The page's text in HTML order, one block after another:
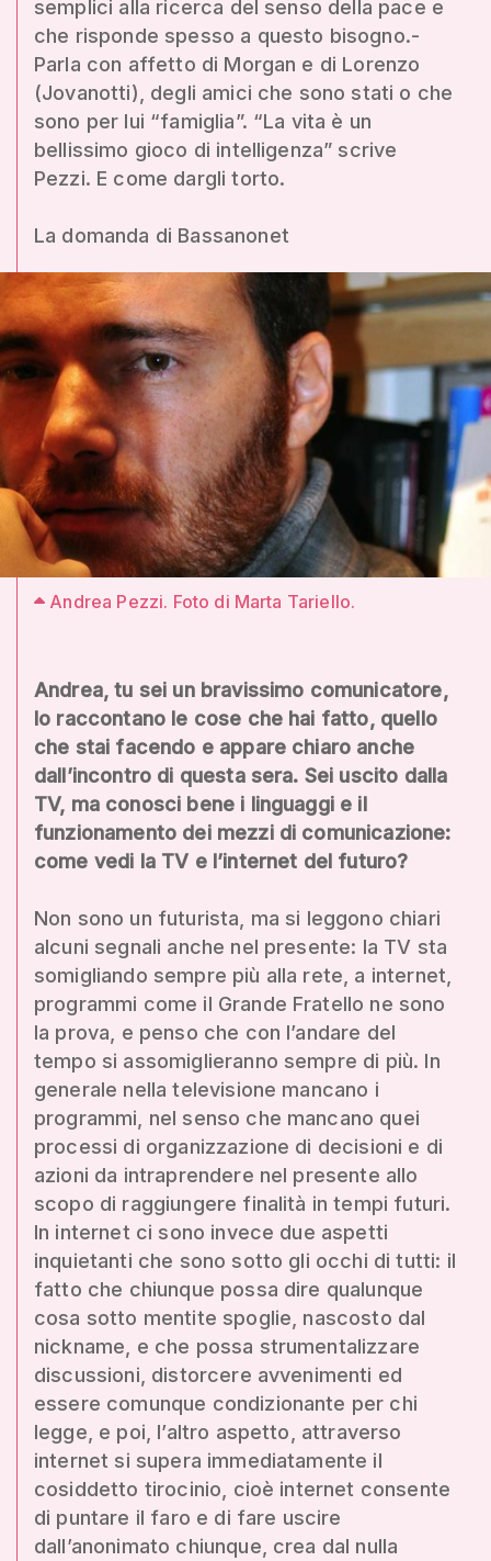
semplici alla ricerca del senso della pace e
che risponde spesso a questo bisogno.-
Parla con affetto di Morgan e di Lorenzo
(Jovanotti), degli amici che sono stati o che
sono per lui “famiglia”. “La vita è un
bellissimo gioco di intelligenza” scrive
Pezzi. E come dargli torto.
La domanda di Bassanonet
Andrea Pezzi. Foto di Marta Tariello.
Andrea, tu sei un bravissimo comunicatore,
lo raccontano le cose che hai fatto, quello
che stai facendo e appare chiaro anche
dall’incontro di questa sera. Sei uscito dalla
TV, ma conosci bene i linguaggi e il
funzionamento dei mezzi di comunicazione:
come vedi la TV e l’internet del futuro?
Non sono un futurista, ma si leggono chiari
alcuni segnali anche nel presente: la TV sta
somigliando sempre più alla rete, a internet,
programmi come il Grande Fratello ne sono
la prova, e penso che con l’andare del
tempo si assomiglieranno sempre di più. In
generale nella televisione mancano i
programmi, nel senso che mancano quei
processi di organizzazione di decisioni e di
azioni da intraprendere nel presente allo
scopo di raggiungere finalità in tempi futuri.
In internet ci sono invece due aspetti
inquietanti che sono sotto gli occhi di tutti: il
fatto che chiunque possa dire qualunque
cosa sotto mentite spoglie, nascosto dal
nickname, e che possa strumentalizzare
discussioni, distorcere avvenimenti ed
essere comunque condizionante per chi
legge, e poi, l’altro aspetto, attraverso
internet si supera immediatamente il
cosiddetto tirocinio, cioè internet consente
di puntare il faro e di fare uscire
dall’anonimato chiunque, crea dal nulla